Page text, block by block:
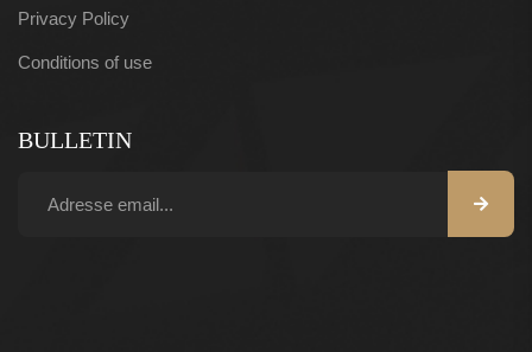
Privacy Policy
Conditions of use
BULLETIN